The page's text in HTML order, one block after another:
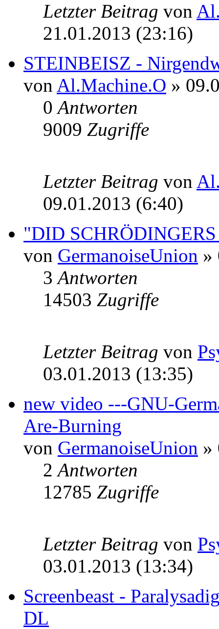
Letzter Beitrag von
21.01.2013 (23:16)
STEINBEISZ -
von Al.Machine.O »
0Antworten
9009 Zugriffe
Letzter Beitrag von
09.01.2013 (6:40)
"DID
von GermanoiseUnion »
3Antworten
14503 Zugriffe
Letzter Beitrag von
03.01.2013 (13:35)
new video ---GNU-
Are-Burning
von GermanoiseUnion »
2Antworten
12785 Zugriffe
Letzter Beitrag von
03.01.2013 (13:34)
Screenbeast -
DL